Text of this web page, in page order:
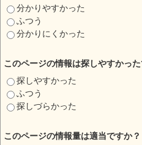
分かりやすかった
ふつう
分かりにくかった
このページの情報は探しやすかっ
探しやすかった
ふつう
探しづらかった
このページの情報量は適当ですか？